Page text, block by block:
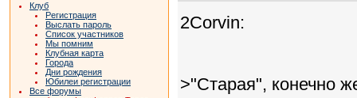
Клуб
Регистрация
Выслать пароль
Список участников
Мы помним
Клубная карта
Города
Дни рождения
Юбилеи регистрации
Все форумы
2Corvin:
>"Старая", конечно